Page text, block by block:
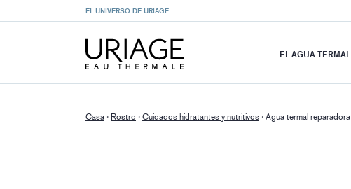
EL UNIVERSO DE URIAGE
EL AGUA TERMAL
Casa › Rostro › Cuidados hidratantes y nutritivos › Agua termal reparadora